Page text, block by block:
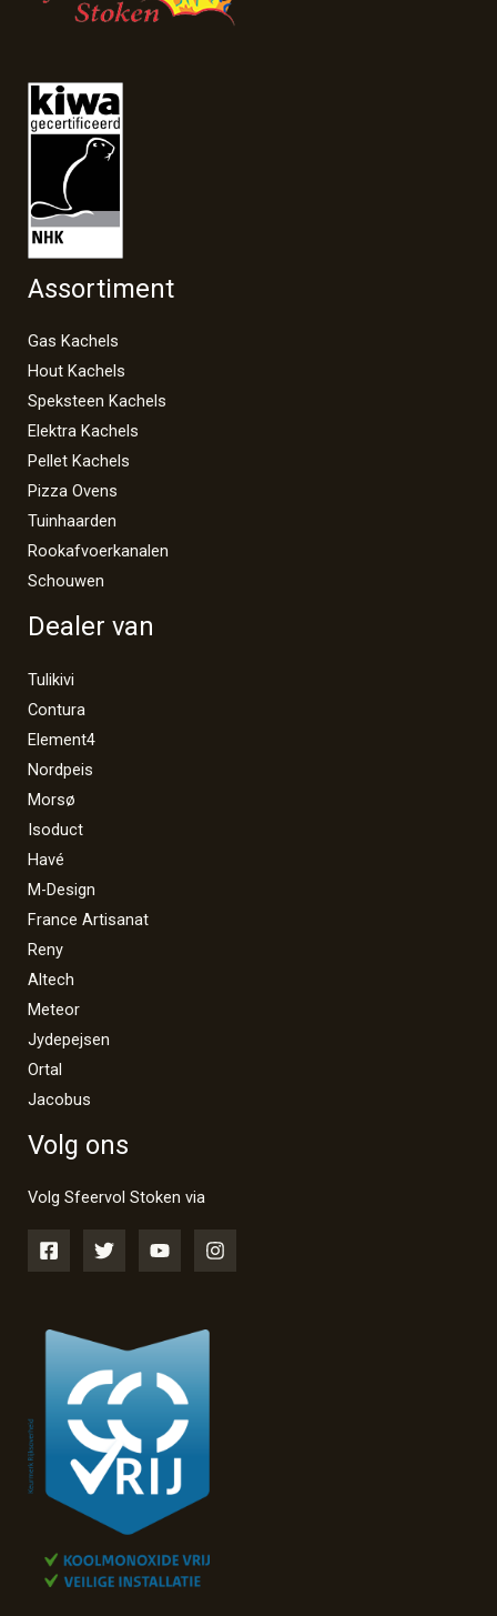
Assortiment
Gas Kachels
Hout Kachels
Speksteen Kachels
Elektra Kachels
Pellet Kachels
Pizza Ovens
Tuinhaarden
Rookafvoerkanalen
Schouwen
Dealer van
Tulikivi
Contura
Element4
Nordpeis
Morsø
Isoduct
Havé
M-Design
France Artisanat
Reny
Altech
Meteor
Jydepejsen
Ortal
Jacobus
Volg ons
Volg Sfeervol Stoken via